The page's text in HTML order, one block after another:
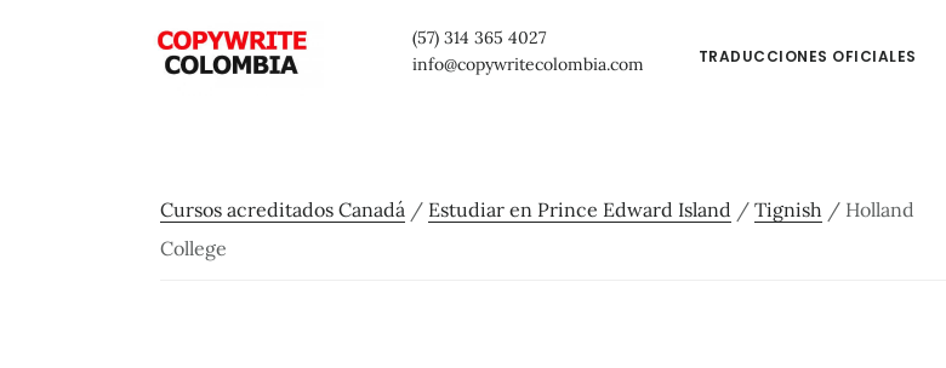
(57) 314 365 4027
info@copywritecolombia.com
TRADUCCIONES OFICIALES
Cursos acreditados Canadá / Estudiar en Prince Edward Island / Tignish / Holland
College